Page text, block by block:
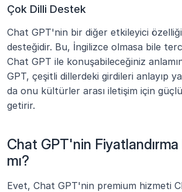
Çok Dilli Destek
Chat GPT'nin bir diğer etkileyici
desteğidir. Bu, İngilizce olmasa bile
Chat GPT ile konuşabileceğiniz
GPT, çeşitli dillerdeki girdileri anlayıp
da onu kültürler arası iletişim için
getirir.
Chat GPT'nin Fiyatlandırma
mı?
Evet, Chat GPT'nin premium hizmeti